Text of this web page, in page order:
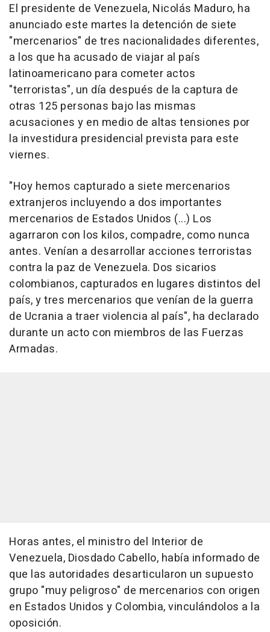
El presidente de Venezuela, Nicolás Maduro, ha
anunciado este martes la detención de siete
"mercenarios" de tres nacionalidades diferentes,
a los que ha acusado de viajar al país
latinoamericano para cometer actos
"terroristas", un día después de la captura de
otras 125 personas bajo las mismas
acusaciones y en medio de altas tensiones por
la investidura presidencial prevista para este
viernes.
"Hoy hemos capturado a siete mercenarios
extranjeros incluyendo a dos importantes
mercenarios de Estados Unidos (...) Los
agarraron con los kilos, compadre, como nunca
antes. Venían a desarrollar acciones terroristas
contra la paz de Venezuela. Dos sicarios
colombianos, capturados en lugares distintos del
país, y tres mercenarios que venían de la guerra
de Ucrania a traer violencia al país", ha declarado
durante un acto con miembros de las Fuerzas
Armadas.
Horas antes, el ministro del Interior de
Venezuela, Diosdado Cabello, había informado de
que las autoridades desarticularon un supuesto
grupo "muy peligroso" de mercenarios con origen
en Estados Unidos y Colombia, vinculándolos a la
oposición.